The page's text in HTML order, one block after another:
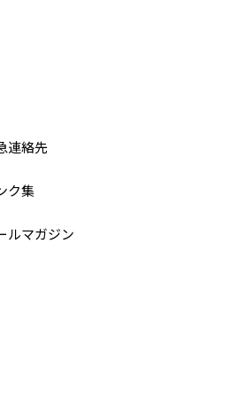
連絡先
ク集
ルマガジン